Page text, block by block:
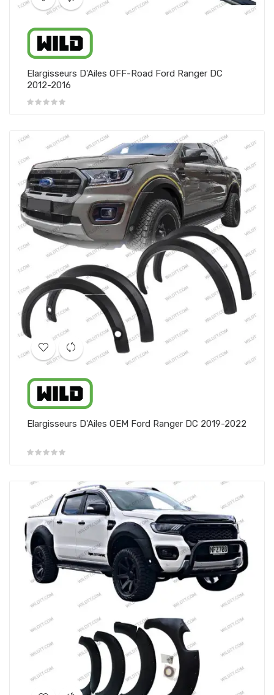
Elargisseurs D'Ailes OFF-Road Ford Ranger DC
2012-2016
Elargisseurs D'Ailes OEM Ford Ranger DC 2019-2022